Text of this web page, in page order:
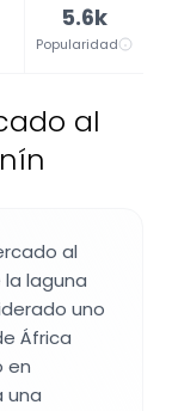
5.6k
Popularidad
al
al
laguna
uno
África
en
una